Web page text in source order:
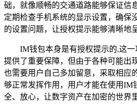
础，就像顺畅的交通道路能够保证信
定期检查手机系统的显示设置，确保
的设置问题，让授权提示能够清晰地
IM钱包本身是有授权提示的,这
提供了重要保障，但由于各种可能出
也需要用户自己多加留意，采取相应
够正常发挥作用，用户才能在使用IM
全、放心，让数字资产在加密的世界